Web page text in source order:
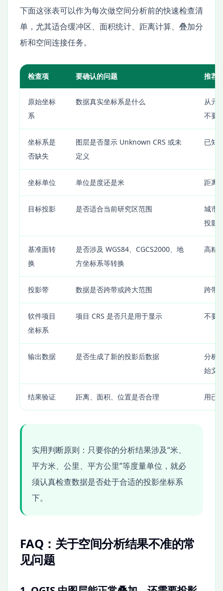
下面这张表可以作为每次做空间分析前的快速检查清
单，尤其适合缓冲区、面积统计、距离计算、叠加分
析和空间连接任务。
检查项 要确认的问题 推荐
原始坐标
系
数据真实坐标系是什么
从元
不要
坐标系是
否缺失
图层是否显示 Unknown CRS 或未
定义
已知
坐标单位 单位是度还是米 距离
目标投影 是否适合当前研究区范围
城市
投影
基准面转
换
是否涉及 WGS84、CGCS2000、地
方坐标系等转换
高精
投影带 数据是否跨带或跨大范围 跨带
软件项目
坐标系
项目 CRS 是否只是用于显示 不要
输出数据 是否生成了新的投影后数据
分析
始文
结果验证 距离、面积、位置是否合理 用已
实用判断原则：只要你的分析结果涉及“米、
平方米、公里、平方公里”等度量单位，就必
须认真检查数据是否处于合适的投影坐标系
下。
FAQ：关于空间分析结果不准的常
见问题